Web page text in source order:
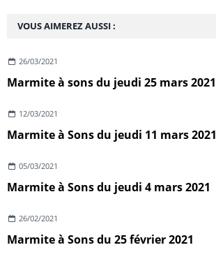
VOUS AIMEREZ AUSSI :
26/03/2021
Marmite à sons du jeudi 25 mars 2021
12/03/2021
Marmite à Sons du jeudi 11 mars 2021
05/03/2021
Marmite à Sons du jeudi 4 mars 2021
26/02/2021
Marmite à Sons du 25 février 2021